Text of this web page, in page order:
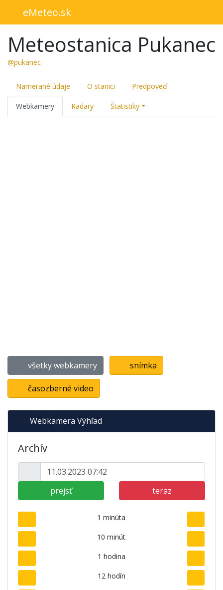
eMeteo.sk
Meteostanica Pukanec
@pukanec
Namerané údaje O stanici Predpoveď
Webkamery Radary Štatistiky
všetky webkamery snímka
časozberné video
Webkamera Výhľad
Archív
prejsť teraz
1 minúta
10 minút
1 hodina
12 hodín